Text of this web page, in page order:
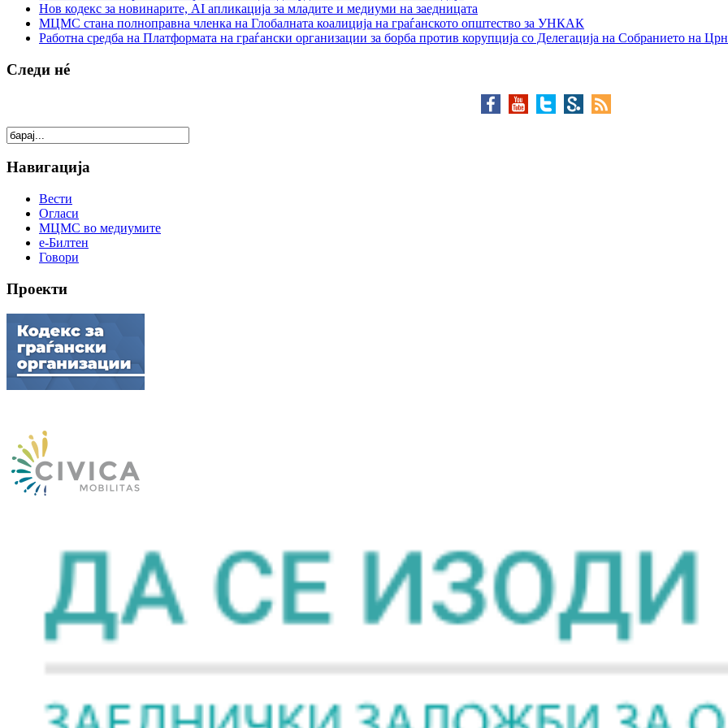
Нов кодекс за новинарите, AI апликација за младите и медиуми на заедницата
МЦМС стана полноправна членка на Глобалната коалиција на граѓанското општество за УНКАК
Работна средба на Платформата на граѓански организации за борба против корупција со Делегација на Собранието на
Следи нé
Навигација
Вести
Огласи
МЦМС во медиумите
е-Билтен
Говори
Проекти